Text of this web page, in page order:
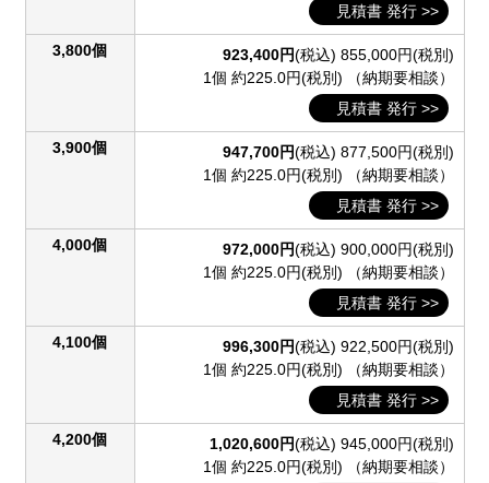
見積書 発行 >>
3,800個 923,400円(税込) 855,000円(税別)
1個 約225.0円(税別) （納期要相談）
見積書 発行 >>
3,900個 947,700円(税込) 877,500円(税別)
1個 約225.0円(税別) （納期要相談）
見積書 発行 >>
4,000個 972,000円(税込) 900,000円(税別)
1個 約225.0円(税別) （納期要相談）
見積書 発行 >>
4,100個 996,300円(税込) 922,500円(税別)
1個 約225.0円(税別) （納期要相談）
見積書 発行 >>
4,200個 1,020,600円(税込) 945,000円(税別)
1個 約225.0円(税別) （納期要相談）